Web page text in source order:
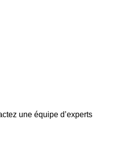
une équipe d’experts